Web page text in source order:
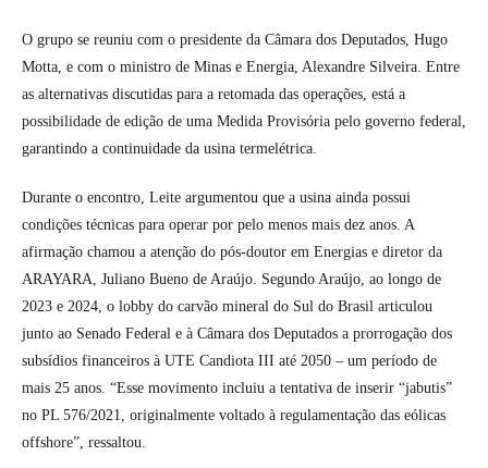
O grupo se reuniu com o presidente da Câmara dos Deputados, Hugo
Motta, e com o ministro de Minas e Energia, Alexandre Silveira. Entre
as alternativas discutidas para a retomada das operações, está a
possibilidade de edição de uma Medida Provisória pelo governo federal,
garantindo a continuidade da usina termelétrica.
Durante o encontro, Leite argumentou que a usina ainda possui
condições técnicas para operar por pelo menos mais dez anos. A
afirmação chamou a atenção do pós-doutor em Energias e diretor da
ARAYARA, Juliano Bueno de Araújo. Segundo Araújo, ao longo de
2023 e 2024, o lobby do carvão mineral do Sul do Brasil articulou
junto ao Senado Federal e à Câmara dos Deputados a prorrogação dos
subsídios financeiros à UTE Candiota III até 2050 – um período de
mais 25 anos. “Esse movimento incluiu a tentativa de inserir “jabutis”
no PL 576/2021, originalmente voltado à regulamentação das eólicas
offshore”, ressaltou.